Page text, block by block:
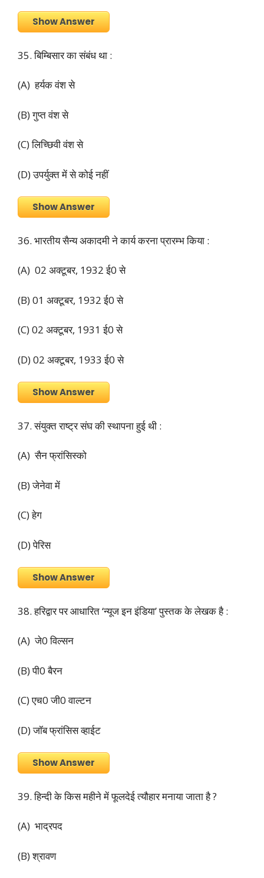
Show Answer
35. बिम्बिसार का संबंध था :
(A) हर्यक वंश से
(B) गुप्त वंश से
(C) लिच्छिवी वंश से
(D) उपर्युक्त में से कोई नहीं
Show Answer
36. भारतीय सैन्य अकादमी ने कार्य करना प्रारम्भ किया :
(A) 02 अक्टूबर, 1932 ई0 से
(B) 01 अक्टूबर, 1932 ई0 से
(C) 02 अक्टूबर, 1931 ई0 से
(D) 02 अक्टूबर, 1933 ई0 से
Show Answer
37. संयुक्त राष्ट्र संघ की स्थापना हुई थी :
(A) सैन फ्रांसिस्को
(B) जेनेवा में
(C) हेग
(D) पेरिस
Show Answer
38. हरिद्वार पर आधारित ‘न्यूज इन इंडिया’ पुस्तक के लेखक है :
(A) जे0 विल्सन
(B) पी0 बैरन
(C) एच0 जी0 वाल्टन
(D) जॉब फ्रांसिस व्हाईट
Show Answer
39. हिन्दी के किस महीने में फूलदेई त्यौहार मनाया जाता है ?
(A) भाद्रपद
(B) श्रावण